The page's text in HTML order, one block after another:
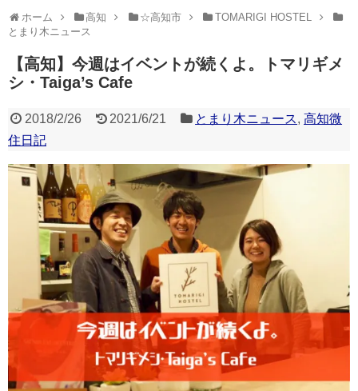
ホーム 高知 ☆高知市
TOMARIGI HOSTEL
とまり木ニュース
【高知】今週はイベントが続くよ。トマリギメ
シ・Taiga’s Cafe
2018/2/26 2021/6/21 とまり木ニュース,高知微
住日記